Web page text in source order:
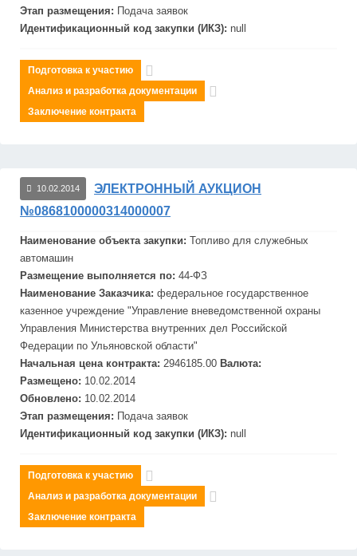
Этап размещения: Подача заявок
Идентификационный код закупки (ИКЗ): null
Подготовка к участию
Анализ и разработка документации
Заключение контракта
10.02.2014
ЭЛЕКТРОННЫЙ АУКЦИОН
№0868100000314000007
Наименование объекта закупки: Топливо для служебных
автомашин
Размещение выполняется по: 44-ФЗ
Наименование Заказчика: федеральное государственное
казенное учреждение "Управление вневедомственной охраны
Управления Министерства внутренних дел Российской
Федерации по Ульяновской области"
Начальная цена контракта: 2946185.00 Валюта:
Размещено: 10.02.2014
Обновлено: 10.02.2014
Этап размещения: Подача заявок
Идентификационный код закупки (ИКЗ): null
Подготовка к участию
Анализ и разработка документации
Заключение контракта